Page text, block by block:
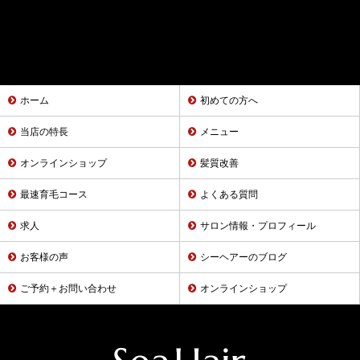
ホーム 初めての方へ
当店の特長 メニュー
オンラインショップ 髪質改善
最速育毛コース よくある質問
求人 サロン情報・プロフィール
お客様の声 シーヘアーのブログ
ご予約＋お問い合わせ オンラインショップ